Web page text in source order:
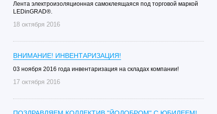
Лента электроизоляционная самоклеящаяся под торговой маркой
LEDinGRAD®.
18 октября 2016
ВНИМАНИЕ! ИНВЕНТАРИЗАЦИЯ!
03 ноября 2016 года инвентаризация на складах компании!
17 октября 2016